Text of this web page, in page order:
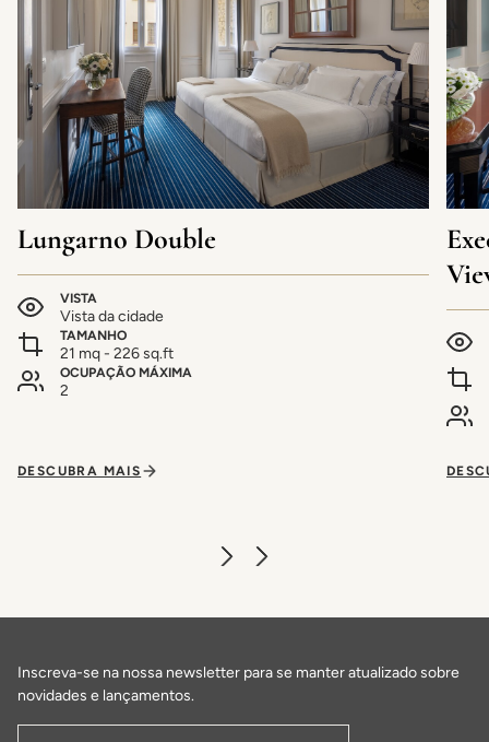
Lungarno Double
VISTA
Vista da cidade
TAMANHO
21 mq - 226 sq.ft
OCUPAÇÃO MÁXIMA
2
DESCUBRA MAIS
Inscreva-se na nossa newsletter para se manter atualizado sobre
novidades e lançamentos.